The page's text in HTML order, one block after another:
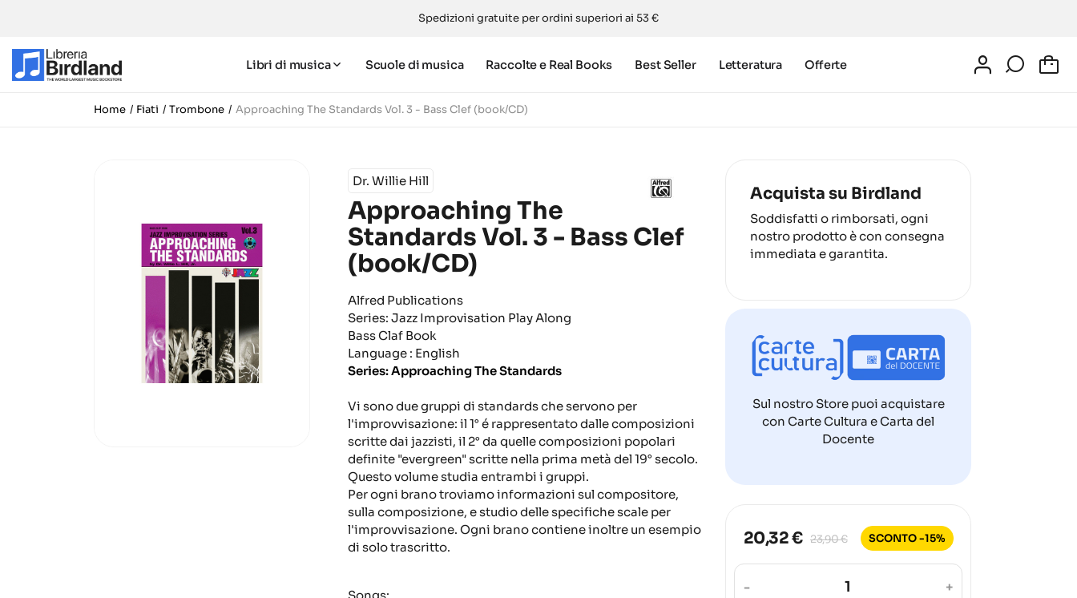
Spedizioni gratuite per ordini superiori ai 53 €
Libri di musica Scuole di musica Raccolte e Real Books Best Seller Letteratura Offerte
Home Fiati Trombone Approaching The Standards Vol. 3 - Bass Clef (book/CD)
Dr. Willie Hill
Approaching The
Standards Vol. 3 - Bass Clef
(book/CD)
Alfred Publications
Series: Jazz Improvisation Play Along
Bass Claf Book
Language : English
Series: Approaching The Standards
Vi sono due gruppi di standards che servono per
l'improvvisazione: il 1° é rappresentato dalle composizioni
scritte dai jazzisti, il 2° da quelle composizioni popolari
definite "evergreen" scritte nella prima metà del 19° secolo.
Questo volume studia entrambi i gruppi.
Per ogni brano troviamo informazioni sul compositore,
sulla composizione, e studio delle specifiche scale per
l'improvvisazione. Ogni brano contiene inoltre un esempio
di solo trascritto.
Acquista su Birdland
Soddisfatti o rimborsati, ogni
nostro prodotto è con consegna
immediata e garantita.
Sul nostro Store puoi acquistare
con Carte Cultura e Carta del
Docente
20,32 € 23,90 € SCONTO -15%
- +